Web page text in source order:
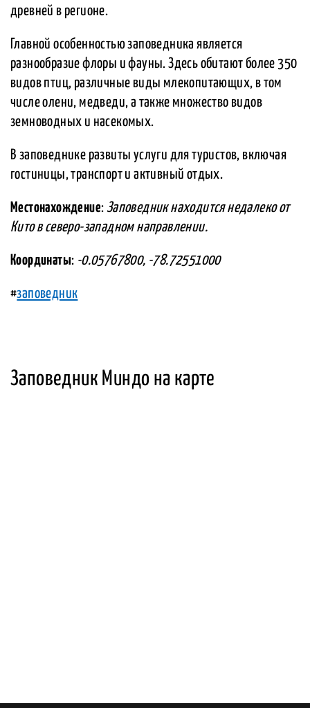
древней в регионе.
Главной особенностью заповедника является
разнообразие флоры и фауны. Здесь обитают более 350
видов птиц, различные виды млекопитающих, в том
числе олени, медведи, а также множество видов
земноводных и насекомых.
В заповеднике развиты услуги для туристов, включая
гостиницы, транспорт и активный отдых.
Местонахождение: Заповедник находится недалеко от
Кито в северо-западном направлении.
Координаты: -0.05767800, -78.72551000
#заповедник
Заповедник Миндо на карте